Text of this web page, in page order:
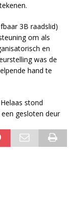
3B raadslid)
om als
en
was de
hand te
stond
gesloten deur